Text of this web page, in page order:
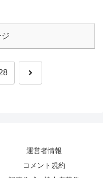
次
運営者情報
コメント規約